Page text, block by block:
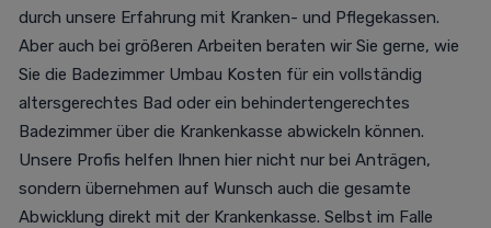
durch unsere Erfahrung mit Kranken- und Pflegekassen.
Aber auch bei größeren Arbeiten beraten wir Sie gerne, wie
Sie die Badezimmer Umbau Kosten für ein vollständig
altersgerechtes Bad oder ein behindertengerechtes
Badezimmer über die Krankenkasse abwickeln können.
Unsere Profis helfen Ihnen hier nicht nur bei Anträgen,
sondern übernehmen auf Wunsch auch die gesamte
Abwicklung direkt mit der Krankenkasse. Selbst im Falle